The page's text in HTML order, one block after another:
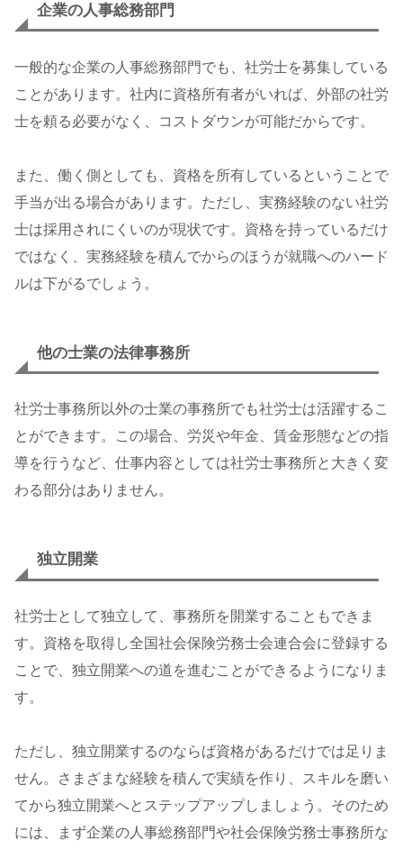
企業の人事総務部門
一般的な企業の人事総務部門でも、社労士を募集している
ことがあります。社内に資格所有者がいれば、外部の社労
士を頼る必要がなく、コストダウンが可能だからです。
また、働く側としても、資格を所有しているということで
手当が出る場合があります。ただし、実務経験のない社労
士は採用されにくいのが現状です。資格を持っているだけ
ではなく、実務経験を積んでからのほうが就職へのハード
ルは下がるでしょう。
他の士業の法律事務所
社労士事務所以外の士業の事務所でも社労士は活躍するこ
とができます。この場合、労災や年金、賃金形態などの指
導を行うなど、仕事内容としては社労士事務所と大きく変
わる部分はありません。
独立開業
社労士として独立して、事務所を開業することもできま
す。資格を取得し全国社会保険労務士会連合会に登録する
ことで、独立開業への道を進むことができるようになりま
す。
ただし、独立開業するのならば資格があるだけでは足りま
せん。さまざまな経験を積んで実績を作り、スキルを磨い
てから独立開業へとステップアップしましょう。そのため
には、まず企業の人事総務部門や社会保険労務士事務所な